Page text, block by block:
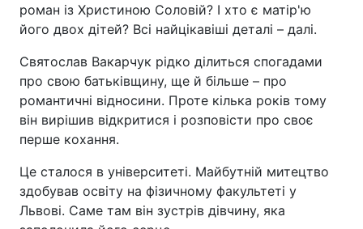
роман із Христиною Соловій? І хто є матір'ю
його двох дітей? Всі найцікавіші деталі – далі.
Святослав Вакарчук рідко ділиться спогадами
про свою батьківщину, ще й більше – про
романтичні відносини. Проте кілька років тому
він вирішив відкритися і розповісти про своє
перше кохання.
Це сталося в університеті. Майбутній митецтво
здобував освіту на фізичному факультеті у
Львові. Саме там він зустрів дівчину, яка